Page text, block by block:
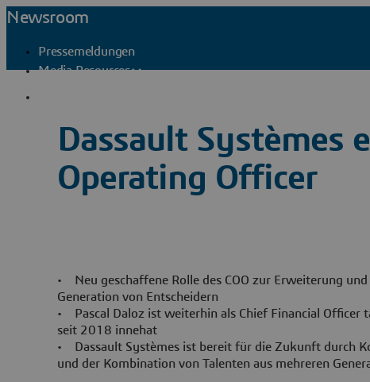
Newsroom
Pressemeldungen
Media Resources
Dassault Systèmes
Operating Officer
• Neu geschaffene Rolle des COO zur Erweiterung
Generation von Entscheidern
• Pascal Daloz ist weiterhin als Chief Financial Officer
seit 2018 innehat
• Dassault Systèmes ist bereit für die Zukunft durch
und der Kombination von Talenten aus mehreren